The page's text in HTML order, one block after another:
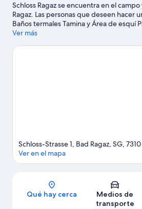
Schloss Ragaz se encuentra en el
Ragaz. Las personas que deseen hacer
Baños termales Tamina y Área de esquí
quienes quieran apreciar la belleza
partido en Estadio Rheinpark, y haz algo
Ver más
Sección
Schloss-Strasse 1, Bad Ragaz, SG, 7310
Ver en el mapa
Qué hay cerca
Medios de
transporte